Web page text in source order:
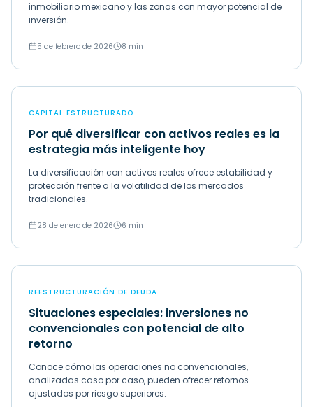
inmobiliario mexicano y las zonas con mayor potencial de
inversión.
5 de febrero de 2026 8 min
CAPITAL ESTRUCTURADO
Por qué diversificar con activos reales es la
estrategia más inteligente hoy
La diversificación con activos reales ofrece estabilidad y
protección frente a la volatilidad de los mercados
tradicionales.
28 de enero de 2026 6 min
REESTRUCTURACIÓN DE DEUDA
Situaciones especiales: inversiones no
convencionales con potencial de alto
retorno
Conoce cómo las operaciones no convencionales,
analizadas caso por caso, pueden ofrecer retornos
ajustados por riesgo superiores.